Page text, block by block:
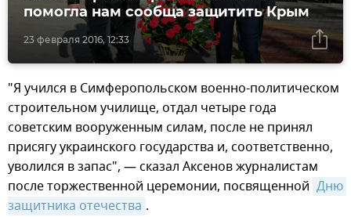
23 февраля 2016, 12:33
помогла нам сообща защитить Крым
"Я учился в Симферопольском военно-политическом
строительном училище, отдал четыре года
советским вооруженным силам, после не принял
присягу украинского государства и, соответственно,
уволился в запас", — сказал Аксенов журналистам
после торжественной церемонии, посвященной Дню
защитника отечества .